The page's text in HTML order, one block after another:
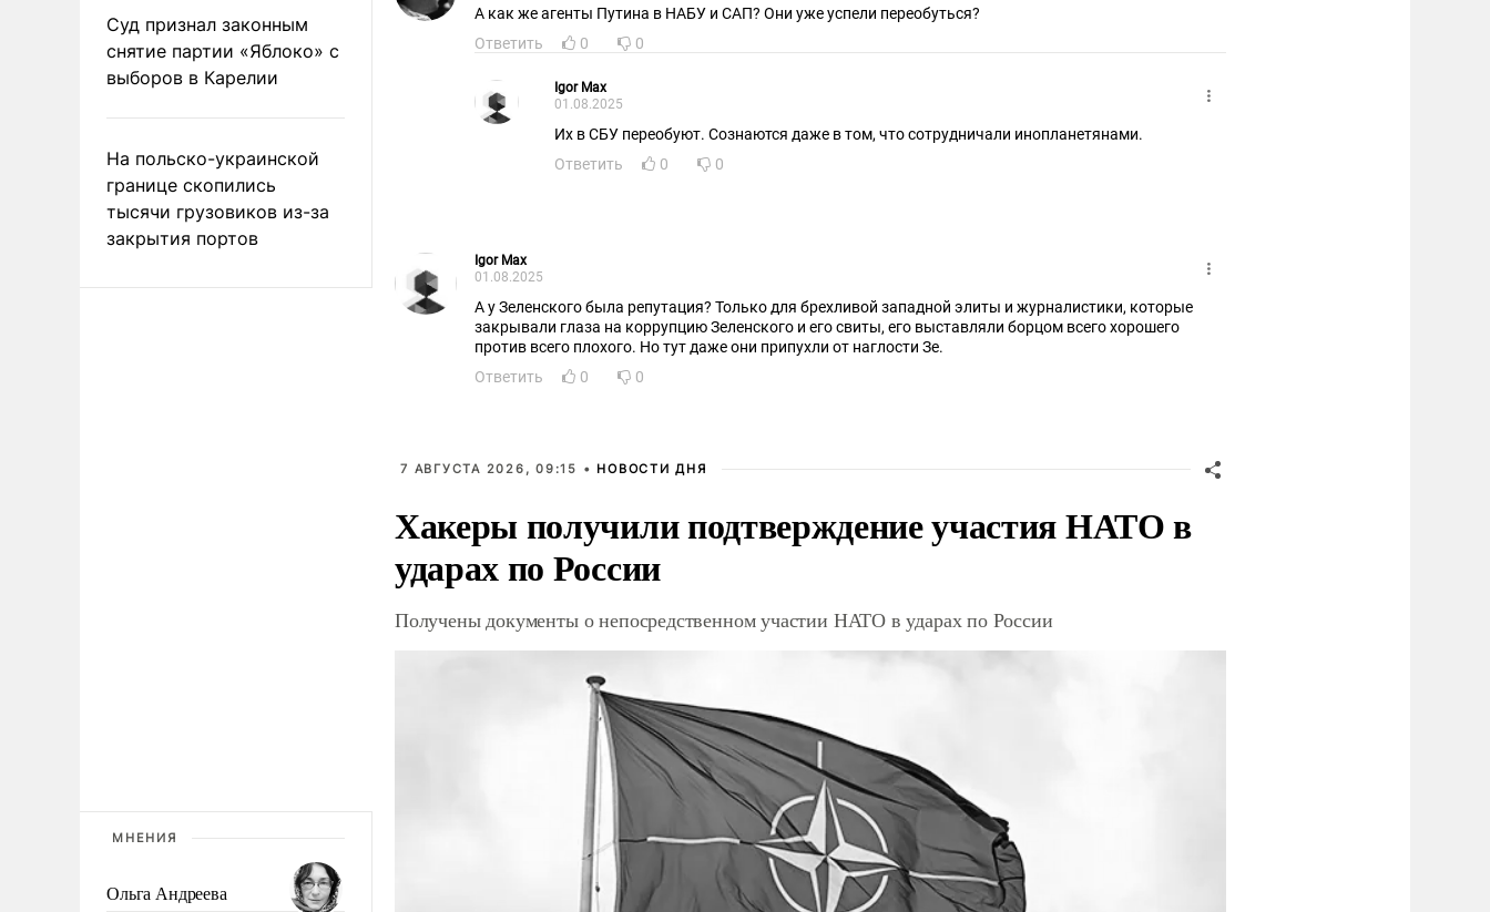
Суд признал законным
снятие партии «Яблоко» с
выборов в Карелии
На польско-украинской
границе скопились
тысячи грузовиков из-за
закрытия портов
МНЕНИЯ
Ольга Андреева
А как же агенты Путинa в НАБУ и САП? Они уже успели переобуться?
Ответить
0 0
Igor Max
01.08.2025
Их в СБУ переобуют. Сознаются даже в том, что сотрудничали инопланетянами.
Ответить
0 0
Igor Max
01.08.2025
А у Зеленского была репутация? Только для брехливой западной элиты и журналистики, которые
закрывали глаза на коррупцию Зеленского и его свиты, его выставляли борцом всего хорошего
против всего плохого. Но тут даже они припухли от наглости Зе.
Ответить
0 0
7 АВГУСТА 2026, 09:15 • НОВОСТИ ДНЯ
Хакеры получили подтверждение участия НАТО в
ударах по России
Получены документы о непосредственном участии НАТО в ударах по России